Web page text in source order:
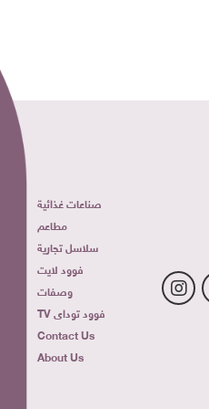
صناعات غذائية
مطاعم
سلاسل تجارية
فوود لايت
وصفات
فوود توداى TV
Contact Us
About Us